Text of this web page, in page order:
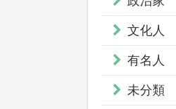
文化人
有名人
未分類